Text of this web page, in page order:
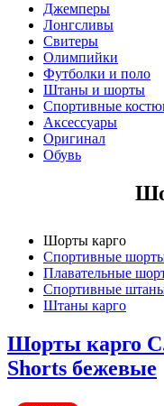
W 32 | RU 48
W 33 | RU 48
W 34 | RU 50
W 36 | RU 52
W 38 | RU 54
5000
10000
15000
20000
Джемперы
Лонгсливы
Свитеры
Олимпийки
Футболки и поло
Штаны и шорты
Спортивные
Аксессуары
Оригинал
Обувь
Шорты карго
Спортивные
Плавательные
Спортивные
Штаны карго
Шорты карго
Shorts бежевые